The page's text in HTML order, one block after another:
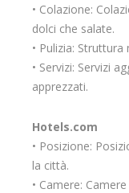
• Colazione:
dolci che salate.
• Pulizia:
• Servizi: Servizi
apprezzati.
Hotels.com
• Posizione:
la città.
• Camere: